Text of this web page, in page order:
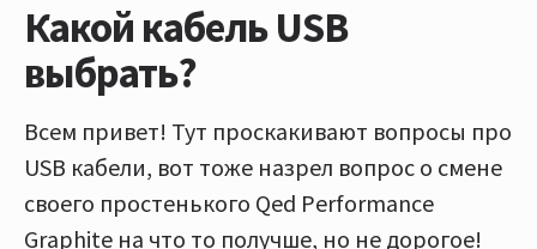
Какой кабель USB
выбрать?
Всем привет! Тут проскакивают вопросы про
USB кабели, вот тоже назрел вопрос о смене
своего простенького Qed Performance
Graphite на что то получше, но не дорогое!